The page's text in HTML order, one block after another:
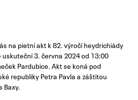
na pietní akt k 82. výročí heydrichiády
3. června 2024 od 13:00
Pardubice. Akt se koná pod
republiky Petra Pavla a záštitou
Baxy.